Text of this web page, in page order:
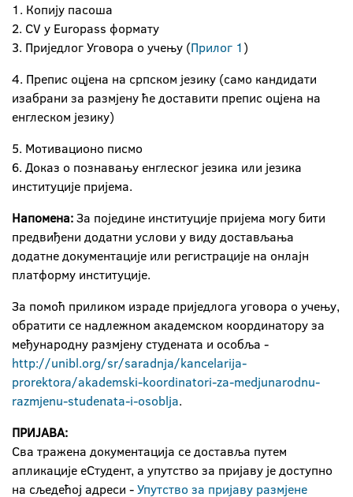
1. Копију пасоша
2. CV у Europass формату
3. Приједлог Уговора о учењу (Прилог 1)
4. Препис оцјена на српском језику (само кандидати
изабрани за размјену ће доставити препис оцјена на
енглеском језику)
5. Мотивационо писмо
6. Доказ о познавању енглеског језика или језика
институције пријема.
Напомена:За поједине институције пријема могу бити
предвиђени додатни услови у виду достављања
додатне документације или регистрације на онлајн
платформу институције.
За помоћ приликом израде приједлога уговора о учењу,
обратити се надлежном академском координатору за
међународну размјену студената и особља -
http://unibl.org/sr/saradnja/kancelarija-
prorektora/akademski-koordinatori-za-medjunarodnu-
razmjenu-studenata-i-osoblja.
ПРИЈАВА:
Сва тражена документација се доставља путем
апликације еСтудент, а упутство за пријаву је доступно
на сљедећој адреси -Упутство за пријаву размјене